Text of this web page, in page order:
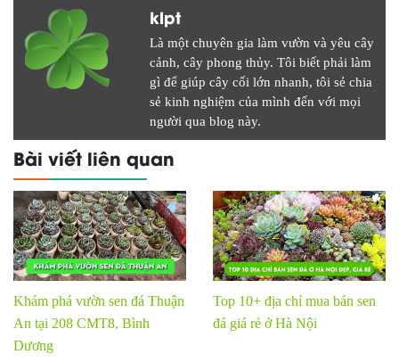
klpt
Là một chuyên gia làm vườn và yêu cây
cảnh, cây phong thủy. Tôi biết phải làm
gì để giúp cây cối lớn nhanh, tôi sẻ chia
sẻ kinh nghiệm của mình đến với mọi
người qua blog này.
Bài viết liên quan
Khám phá vườn sen đá Thuận
An tại 208 CMT8, Bình
Dương
Top 10+ địa chỉ mua bán sen
đá giá rẻ ở Hà Nội